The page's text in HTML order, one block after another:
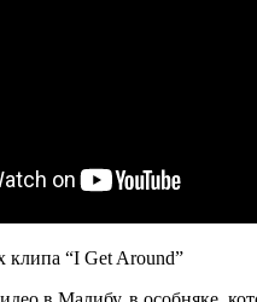
клипа “I Get Around”